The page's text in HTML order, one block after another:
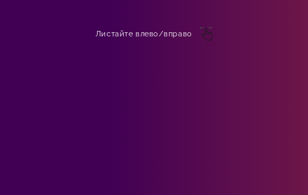
Листайте влево/вправо